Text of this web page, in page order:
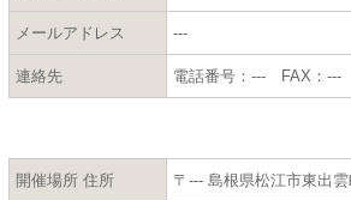
メールアドレス ---
連絡先 電話番号：--- FAX：---
開催場所 住所 〒--- 島根県松江市東出